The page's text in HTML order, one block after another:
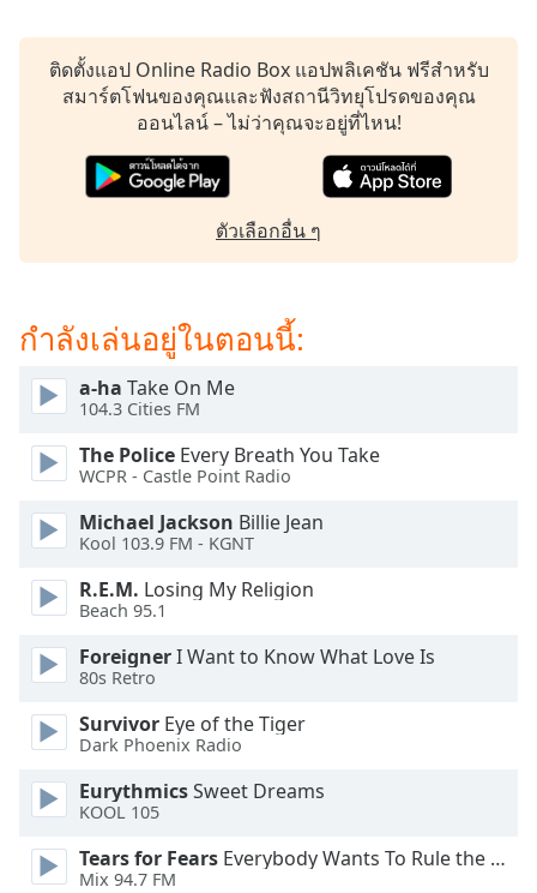
Subtitles
subtitles
subtitles
settings
Audio
Picture-
Picture
Fullscreen
modal
window.
Beginning
dialog
window.
cancel
and
close
ติดตั้งแอป Online Radio Box แอปพลิเคชัน ฟรีสำหรับ
สมาร์ตโฟนของคุณและฟังสถานีวิทยุโปรดของคุณ
ออนไลน์ – ไม่ว่าคุณจะอยู่ที่ไหน!
ตัวเลือกอื่น ๆ
กำลังเล่นอยู่ในตอนนี้:
a-ha Take On Me
104.3 Cities FM
The Police Every Breath You Take
WCPR - Castle Point Radio
Michael Jackson Billie Jean
Kool 103.9 FM - KGNT
R.E.M. Losing My Religion
Beach 95.1
ForeignerI Want to Know What Love Is
80s Retro
Survivor Eye of the Tiger
Dark Phoenix Radio
EurythmicsSweet Dreams
KOOL 105
Tears for Fears Everybody Wants To Rule the World
Mix 94.7 FM